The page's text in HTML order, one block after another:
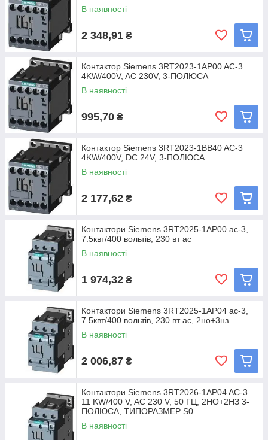
В наявності
2 348,91 ₴
Контактор Siemens 3RT2023-1AP00 AC-3
4KW/400V, AC 230V, 3-ПОЛЮСА
В наявності
995,70 ₴
Контактор Siemens 3RT2023-1BB40 AC-3
4KW/400V, DC 24V, 3-ПОЛЮСА
В наявності
2 177,62 ₴
Контактори Siemens 3RT2025-1AP00 ac-3,
7.5квт/400 вольтів, 230 вт ac
В наявності
1 974,32 ₴
Контактори Siemens 3RT2025-1AP04 ac-3,
7.5квт/400 вольтів, 230 вт ac, 2но+3нз
В наявності
2 006,87 ₴
Контактори Siemens 3RT2026-1AP04 AC-3
11 KW/400 V, AC 230 V, 50 ГЦ, 2НO+2НЗ 3-
ПОЛЮСА, ТИПОРАЗМЕР S0
В наявності